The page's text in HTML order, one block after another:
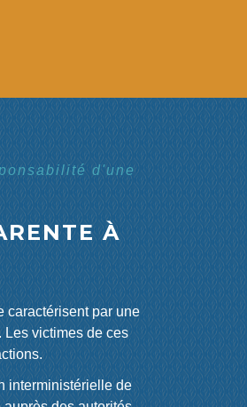
d'une
À
caractérisent par une
victimes de ces
interministérielle de